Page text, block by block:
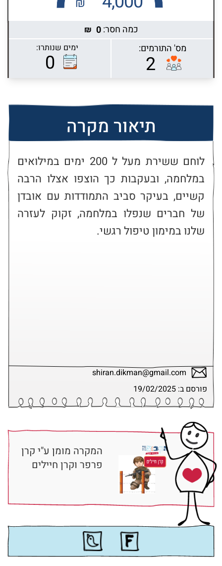
Highcharts.com
כמה חסר:0
₪
מס' התורמים: ימים שנותרו:
0
המקרה מומן ע"י קרן
פרפר וקרן חיילים
תיאור מקרה
לוחם ששירת מעל ל 200 ימים במילואים
במלחמה, ובעקבות כך הוצפו אצלו הרבה
קשיים, בעיקר סביב התמודדות עם אובדן
של חברים שנפלו במלחמה, זקוק לעזרה
שלנו במימון טיפול רגשי.
shiran.dikman@gmail.com
פורסם ב: 19/02/2025